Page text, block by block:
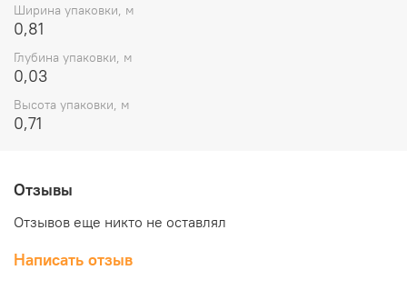
Ширина упаковки, м
0,81
Глубина упаковки, м
0,03
Высота упаковки, м
0,71
Отзывы
Отзывов еще никто не оставлял
Написать отзыв